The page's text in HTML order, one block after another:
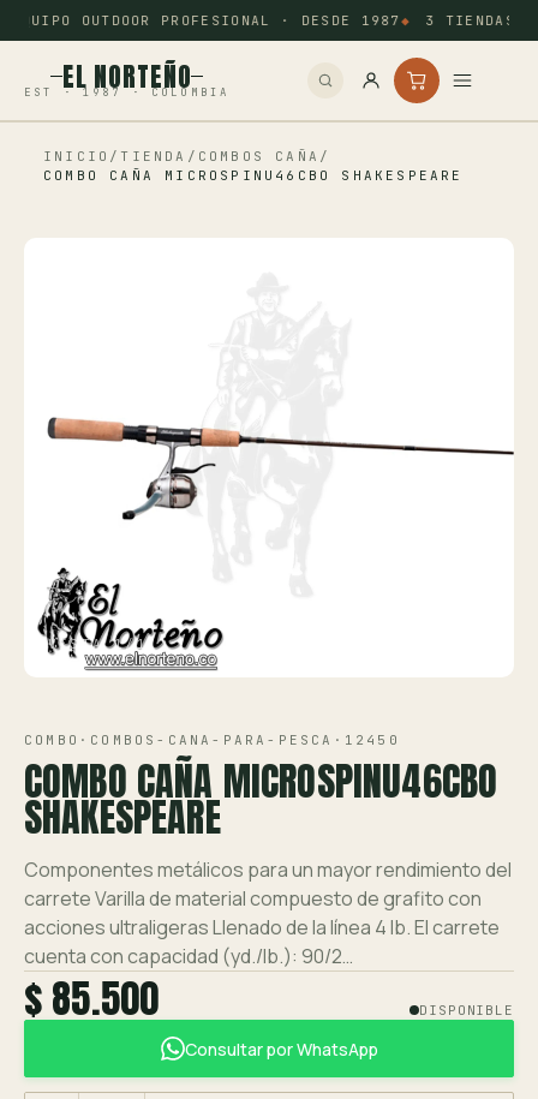
EQUIPO OUTDOOR PROFESIONAL · DESDE 1987 3 TIENDAS:
EL NORTEÑO
EST · 1987 · COLOMBIA
Inicio
Contáctanos
INICIO / TIENDA / COMBOS CAÑA /
COMBO CAÑA MICROSPINU46CBO SHAKESPEARE
VISTA 1/1
COMBO · COMBOS-CANA-PARA-PESCA · 12450
COMBO CAÑA MICROSPINU46CBO
SHAKESPEARE
Componentes metálicos para un mayor rendimiento del
carrete Varilla de material compuesto de grafito con
acciones ultraligeras Llenado de la línea 4 lb. El carrete
cuenta con capacidad (yd./lb.): 90/2…
$ 85.500 DISPONIBLE
Consultar por WhatsApp